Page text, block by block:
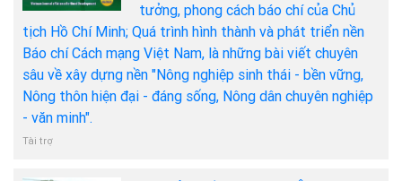
tưởng, phong cách báo chí của Chủ
tịch Hồ Chí Minh; Quá trình hình thành và phát triển nền
Báo chí Cách mạng Việt Nam, là những bài viết chuyên
sâu về xây dựng nền "Nông nghiệp sinh thái - bền vững,
Nông thôn hiện đại - đáng sống, Nông dân chuyên nghiệp
- văn minh".
Tài trợ